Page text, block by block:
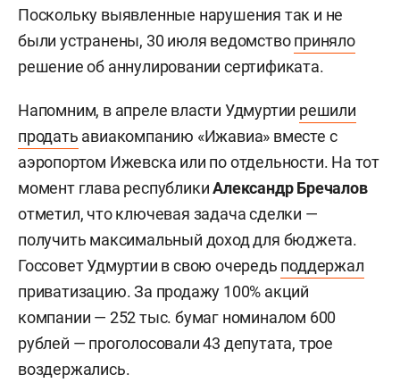
Поскольку выявленные нарушения так и не
были устранены, 30 июля ведомствоприняло
решение об аннулировании сертификата.
Напомним, в апреле власти Удмуртии решили
продать авиакомпанию «Ижавиа» вместе с
аэропортом Ижевска или по отдельности. На тот
момент глава республикиАлександр Бречалов
отметил, что ключевая задача сделки —
получить максимальный доход для бюджета.
Госсовет Удмуртии в свою очередь поддержал
приватизацию. За продажу 100% акций
компании — 252 тыс. бумаг номиналом 600
рублей — проголосовали 43 депутата, трое
воздержались.